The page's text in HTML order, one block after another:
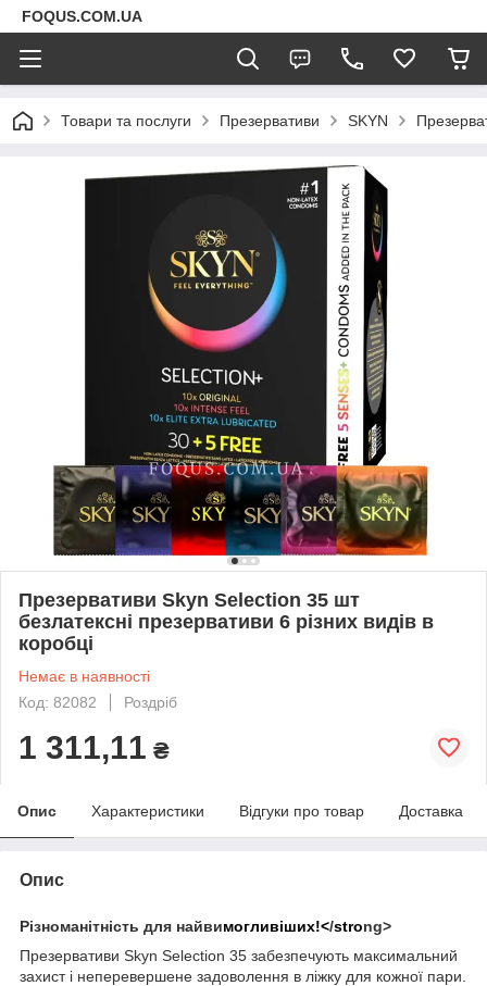
FOQUS.COM.UA
Товари та послуги Презервативи SKYN
Презервативи Skyn Selection 35 шт
безлатексні презервативи 6 різних видів в
коробці
Немає в наявності
Код: 82082
Роздріб
1 311,11 ₴
Опис Характеристики Відгуки про товар Доставка
Опис
Різноманітність для найвимогливіших!</strong>
Презервативи Skyn Selection 35 забезпечують максимальний
захист і неперевершене задоволення в ліжку для кожної пари.